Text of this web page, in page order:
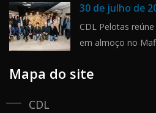
30 de julho de
CDL Pelotas
em almoço no
Mapa do site
CDL